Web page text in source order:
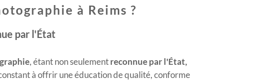
à Reims ?
par l'État
, étant non seulement reconnue par l'État,
à offrir une éducation de qualité, conforme